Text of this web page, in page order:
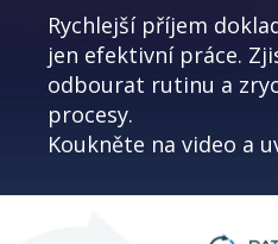
Rychlejší příjem
jen efektivní práce.
odbourat rutinu a
procesy.
Koukněte na video a